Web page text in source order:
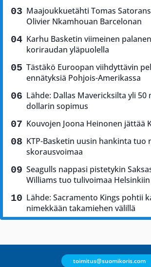
Maajoukkuetähti Tomas
Olivier Nkamhouan Barcelonan
Karhu Basketin viimeinen
koriraudan yläpuolella
Tästäkö Euroopan viihdyttävin
ennätyksiä Pohjois-Amerikassa
Lähde: Dallas Mavericksilta yli 50
dollarin sopimus
Kouvojen Joona Heinonen jättää
KTP-Basketin uusin hankinta tuo
skorausvoimaa
Seagulls nappasi pistetykin
Williams tuo tulivoimaa Helsinkiin
Lähde: Sacramento Kings pohtii
nimekkään takamiehen välillä
toimitus@suomikoris.com